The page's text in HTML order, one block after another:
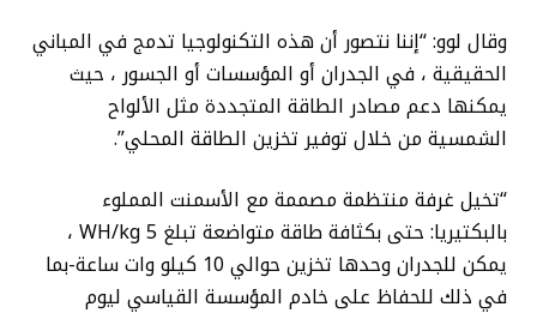
وقال لوو: “إننا نتصور أن هذه التكنولوجيا تدمج في المباني
الحقيقية ، في الجدران أو المؤسسات أو الجسور ، حيث
يمكنها دعم مصادر الطاقة المتجددة مثل الألواح
الشمسية من خلال توفير تخزين الطاقة المحلي”.
“تخيل غرفة منتظمة مصممة مع الأسمنت المملوء
بالبكتيريا: حتى بكثافة طاقة متواضعة تبلغ 5 WH/kg ،
يمكن للجدران وحدها تخزين حوالي 10 كيلو وات ساعة-بما
في ذلك للحفاظ على خادم المؤسسة القياسي ليوم